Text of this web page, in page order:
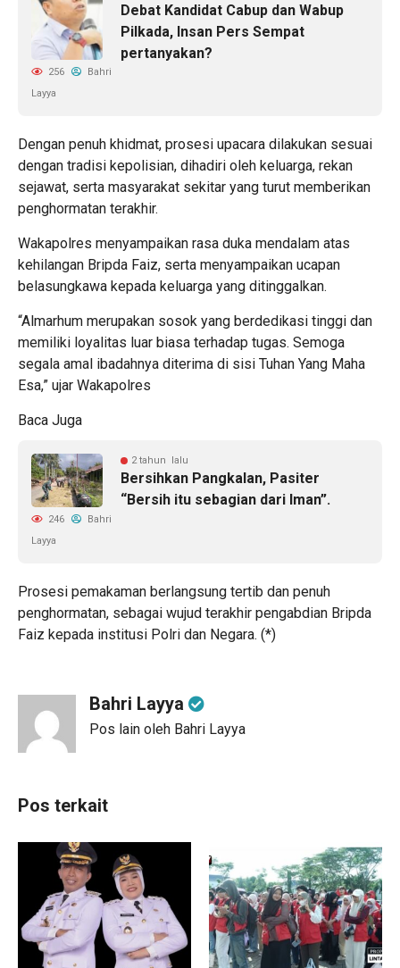
Debat Kandidat Cabup dan Wabup
Pilkada, Insan Pers Sempat
pertanyakan?
256
Bahri
Layya
Dengan penuh khidmat, prosesi upacara dilakukan sesuai
dengan tradisi kepolisian, dihadiri oleh keluarga, rekan
sejawat, serta masyarakat sekitar yang turut memberikan
penghormatan terakhir.
Wakapolres menyampaikan rasa duka mendalam atas
kehilangan Bripda Faiz, serta menyampaikan ucapan
belasungkawa kepada keluarga yang ditinggalkan.
“Almarhum merupakan sosok yang berdedikasi tinggi dan
memiliki loyalitas luar biasa terhadap tugas. Semoga
segala amal ibadahnya diterima di sisi Tuhan Yang Maha
Esa,” ujar Wakapolres
Baca Juga
2 tahun lalu
Bersihkan Pangkalan, Pasiter
“Bersih itu sebagian dari Iman”.
246
Bahri
Layya
Prosesi pemakaman berlangsung tertib dan penuh
penghormatan, sebagai wujud terakhir pengabdian Bripda
Faiz kepada institusi Polri dan Negara. (*)
Bahri Layya
Pos lain oleh Bahri Layya
Pos terkait